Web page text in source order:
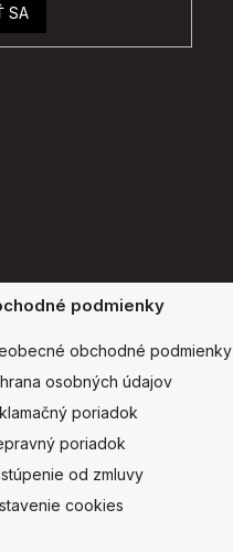
SA
podmienky
obchodné podmienky
osobných údajov
poriadok
poriadok
od zmluvy
cookies